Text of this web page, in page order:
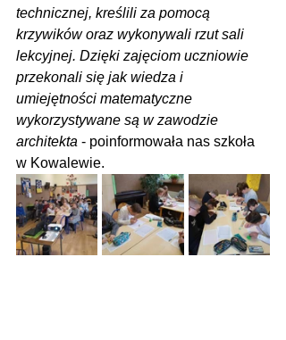
technicznej, kreślili za pomocą
krzywików oraz wykonywali rzut sali
lekcyjnej. Dzięki zajęciom uczniowie
przekonali się jak wiedza i
umiejętności matematyczne
wykorzystywane są w zawodzie
architekta - poinformowała nas szkoła
w Kowalewie.